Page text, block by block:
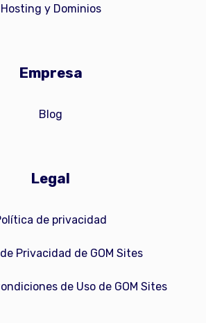
Hosting y Dominios
Empresa
Blog
Legal
de privacidad
Privacidad de GOM Sites
de Uso de GOM Sites